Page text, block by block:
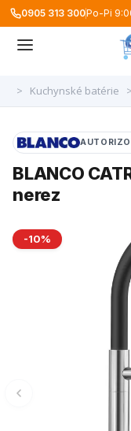
0905 313 300Po-Pi
> Kuchynské batérie >
-10%
BLANCO
nerez